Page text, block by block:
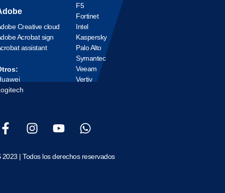
Creative cloud
Acrobat sign
assistant
F5
Fortinet
Intel
Kaspersky
Palo Alto
Symantec
Veeam
Vertiv
2023 | Todos los derechos reservados